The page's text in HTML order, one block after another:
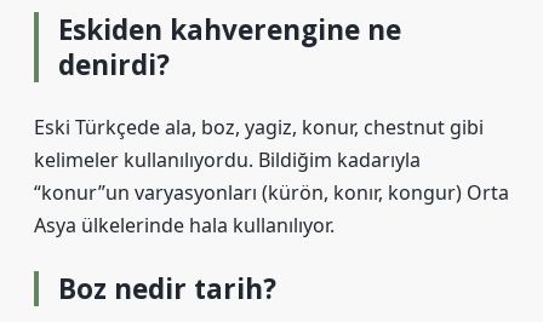
Eskiden kahverengine ne
denirdi?
Eski Türkçede ala, boz, yagiz, konur, chestnut gibi
kelimeler kullanılıyordu. Bildiğim kadarıyla
“konur”un varyasyonları (kürön, konır, kongur) Orta
Asya ülkelerinde hala kullanılıyor.
Boz nedir tarih?